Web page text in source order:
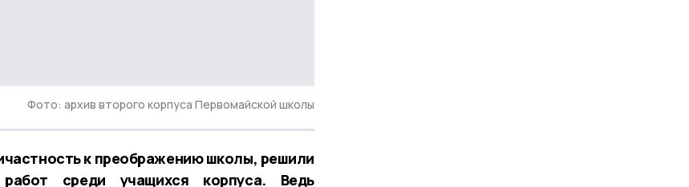
Фото: архив второго корпуса Первомайской школы
к преображению школы, решили
работ среди учащихся корпуса. Ведь